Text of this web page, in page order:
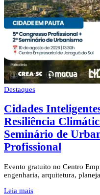
Destaques
Cidades
Resiliência
Seminário de
Profissional
Evento gratuito no Centro
engenharia, arquitetura,
Leia mais